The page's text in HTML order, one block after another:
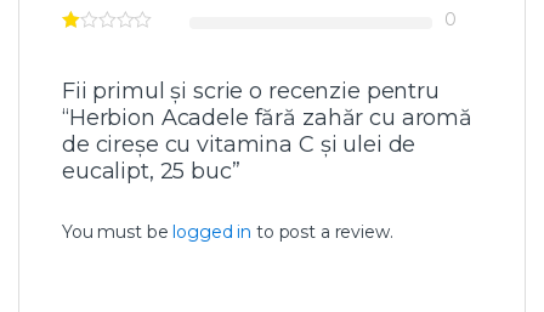
0
Fii primul și scrie o recenzie pentru
“Herbion Acadele fără zahăr cu aromă
de cireșe cu vitamina C și ulei de
eucalipt, 25 buc”
You must belogged in to post a review.